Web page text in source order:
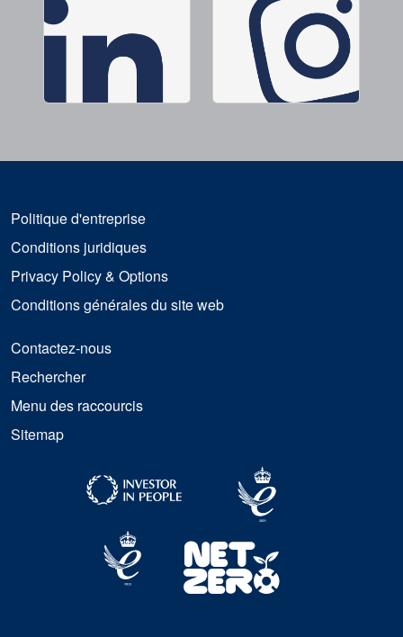
Politique d'entreprise
Conditions juridiques
Privacy Policy & Options
Conditions générales du site web
Contactez-nous
Rechercher
Menu des raccourcis
Sitemap